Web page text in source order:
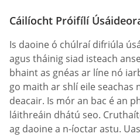
Cáilíocht Próifílí
Is daoine ó chúlraí difriúla
agus tháinig siad isteach
bhaint as gnéas ar líne nó
go maith ar shlí eile seachas
deacair. Is mór an bac é an
láithreáin dhátú seo.
ag daoine a n-íoctar astu.